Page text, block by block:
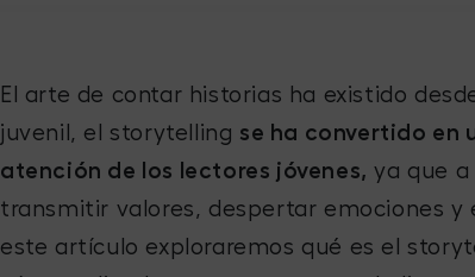
El arte de contar historias ha existido
juvenil, el storytelling se ha convertido en
atención de los lectores jóvenes, ya que a
transmitir valores, despertar emociones y
este artículo exploraremos qué es el